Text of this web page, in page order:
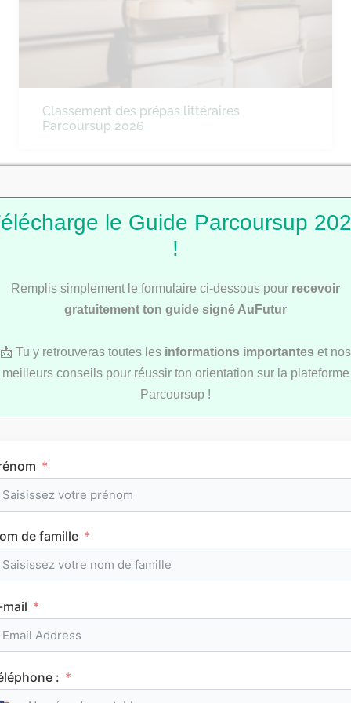
Classement des prépas littéraires
Parcoursup 2026
Le classement des meilleurs IFSI sur
Parcoursup 2026
Tous les articles
AuFutur
SES
le Guide Parcoursup
!
Remplis simplement le formulaire ci-dessous pour recevoir
gratuitement ton guide signé AuFutur
📩 Tu y retrouveras toutes les informations importantes et nos
meilleurs conseils pour réussir ton orientation sur la plateforme
Parcoursup !
de famille
: